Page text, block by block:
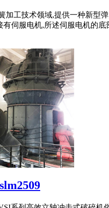
加工技术领域,提供一种新型
伺服电机,所述伺服电机的